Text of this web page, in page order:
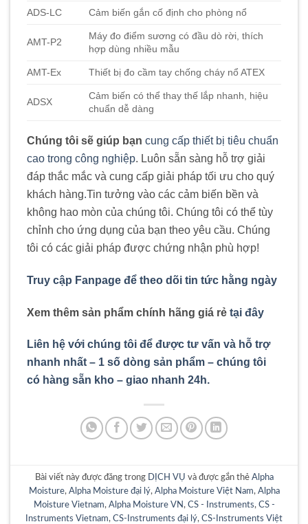
ADS-LC Cảm biến gắn cố định cho phòng nổ
AMT-P2
Máy đo điểm sương có đầu dò rời, thích
hợp dùng nhiều mẫu
AMT-Ex Thiết bị đo cầm tay chống cháy nổ ATEX
ADSX
Cảm biến có thể thay thế lắp nhanh, hiệu
chuẩn dễ dàng
Chúng tôi sẽ giúp bạn cung cấp thiết bị tiêu chuẩn
cao trong công nghiệp. Luôn sẵn sàng hỗ trợ giải
đáp thắc mắc và cung cấp giải pháp tối ưu cho quý
khách hàng.Tin tưởng vào các cảm biến bền và
không hao mòn của chúng tôi. Chúng tôi có thể tùy
chỉnh cho ứng dụng của bạn theo yêu cầu. Chúng
tôi có các giải pháp được chứng nhận phù hợp!
Truy cập Fanpage để theo dõi tin tức hằng ngày
Xem thêm sản phẩm chính hãng giá rẻ tại đây
Liên hệ với chúng tôi để được tư vấn và hỗ trợ
nhanh nhất – 1 số dòng sản phẩm – chúng tôi
có hàng sẵn kho – giao nhanh 24h.
Bài viết này được đăng trong DỊCH VỤ và được gắn thẻ Alpha
Moisture, Alpha Moisture đại lý, Alpha Moisture Việt Nam, Alpha
Moisture Vietnam, Alpha Moisture VN , CS - Instruments, CS -
Instruments Vietnam, CS-Instruments đại lý, CS-Instruments Việt